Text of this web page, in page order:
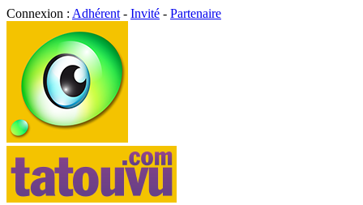
Connexion : Adhérent - Invité - Partenaire